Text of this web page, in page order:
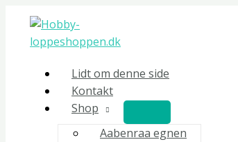
indholdet
Lidt om denne side
Kontakt
Shop
Aabenraa egnen
julelampens
skær